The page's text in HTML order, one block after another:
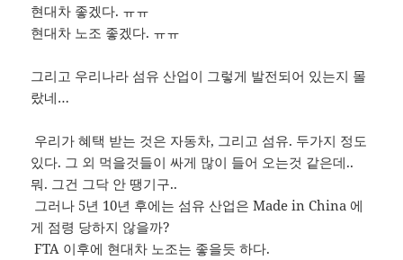
현대차 좋겠다. ㅠㅠ
현대차 노조 좋겠다. ㅠㅠ
그리고 우리나라 섬유 산업이 그렇게 발전되어 있는지 몰
랐네…
우리가 혜택 받는 것은 자동차, 그리고 섬유. 두가지 정도
있다. 그 외 먹을것들이 싸게 많이 들어 오는것 같은데..
뭐. 그건 그닥 안 땡기구..
그러나 5년 10년 후에는 섬유 산업은 Made in China 에
게 점령 당하지 않을까?
FTA 이후에 현대차 노조는 좋을듯 하다.